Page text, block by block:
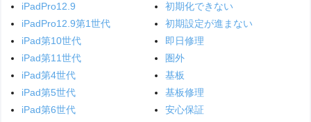
iPadPro12.9
iPadPro12.9第1世代
iPad第10世代
iPad第11世代
iPad第4世代
iPad第5世代
iPad第6世代
初期化できない
初期設定が進まない
即日修理
圏外
基板
基板修理
安心保証